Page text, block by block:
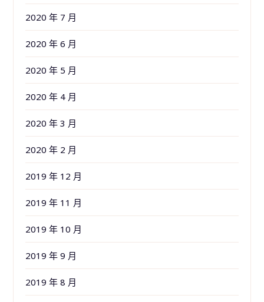
2020 年 7 月
2020 年 6 月
2020 年 5 月
2020 年 4 月
2020 年 3 月
2020 年 2 月
2019 年 12 月
2019 年 11 月
2019 年 10 月
2019 年 9 月
2019 年 8 月